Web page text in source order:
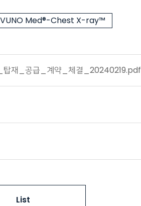
Med®-Chest X-ray™
탑재_공급_계약_체결_20240219.pdf
List